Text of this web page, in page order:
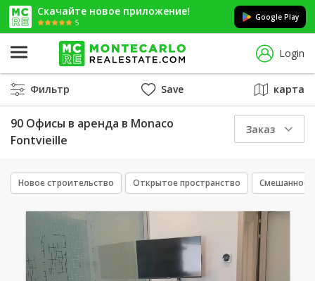
Скачайте новое приложение!
5
Google Play
Login
Фильтр Save карта
90 Офисы в аренда в Monaco
Fontvieille
Заказ
Новое строительство Открытое пространство Смешанное